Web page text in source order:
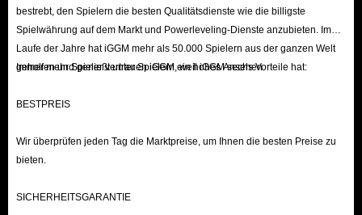
Nahrung, Materialien, Möbeln und Kleidung beschleunigt
den Questabschluss, ermöglicht den schnellen Bau und
die Verbesserung von Gebäuden und ist eine wichtige
Möglichkeit, Spielwährung zu verdienen.
Sammeln: Spieler können Gegenstände wie Blumen,
Biome sammeln. Herstellen: Verwandeln Sie Rohstoffe
Möbel oder spezielle Handwerkskomponenten.
bestrebt, den Spielern die besten Qualitätsdienste wie die billigste
Spielwährung auf dem Markt und Powerleveling-Dienste anzubieten. Im
Laufe der Jahre hat iGGM mehr als 50.000 Spielern aus der ganzen Welt
geholfen und genießt unter Spielern ein hohes Ansehen.
Immer mehr Spieler vertrauen iGGM, weil iGGM sechs Vorteile hat:
BESTPREIS
Wir überprüfen jeden Tag die Marktpreise, um Ihnen die besten Preise zu
bieten.
SICHERHEITSGARANTIE